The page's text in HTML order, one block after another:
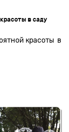
в саду
красоты в